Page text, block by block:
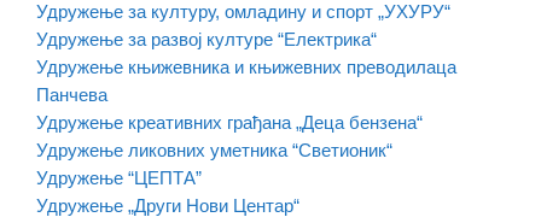
Удружење за културу, омладину и спорт „УХУРУ“
Удружење за развој културе “Електрика“
Удружење књижевника и књижевних преводилаца
Панчева
Удружење креативних грађана „Деца бензена“
Удружење ликовних уметника “Светионик“
Удружење “ЦЕПТА”
Удружење „Други Нови Центар“